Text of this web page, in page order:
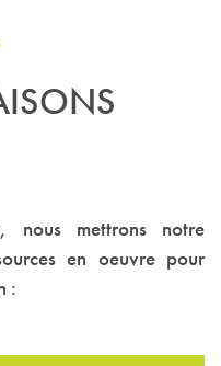
nous mettrons notre
en oeuvre pour
: